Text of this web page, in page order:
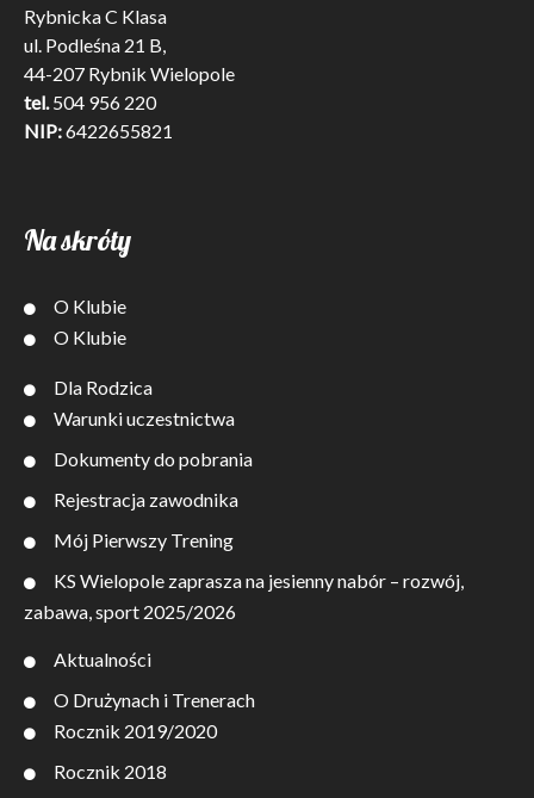
Rybnicka C Klasa
ul. Podleśna 21 B,
44-207 Rybnik Wielopole
tel. 504 956 220
NIP:6422655821
Na skróty
O Klubie
O Klubie
Dla Rodzica
Warunki uczestnictwa
Dokumenty do pobrania
Rejestracja zawodnika
Mój Pierwszy Trening
KS Wielopole zaprasza na jesienny nabór – rozwój,
zabawa, sport 2025/2026
Aktualności
O Drużynach i Trenerach
Rocznik 2019/2020
Rocznik 2018